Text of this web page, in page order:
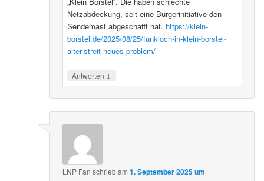
Netzabdeckung, seit eine Bürgerinitiative den
Sendemast abgeschafft hat. https://klein-
borstel.de/2025/08/25/funkloch-in-klein-borstel-
alter-streit-neues-problem/
Antworten ↓
LNP Fan schriebam1. September 2025 um